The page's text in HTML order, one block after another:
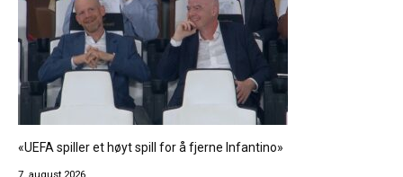
«UEFA spiller et høyt spill for å fjerne Infantino»